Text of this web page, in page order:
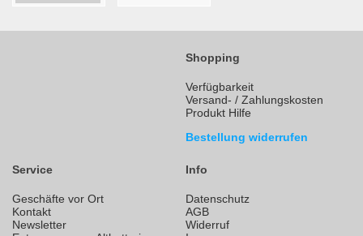
Shopping
Verfügbarkeit
Versand- / Zahlungskosten
Produkt Hilfe
Bestellung widerrufen
Service
Geschäfte vor Ort
Kontakt
Newsletter
Info
Datenschutz
AGB
Widerruf